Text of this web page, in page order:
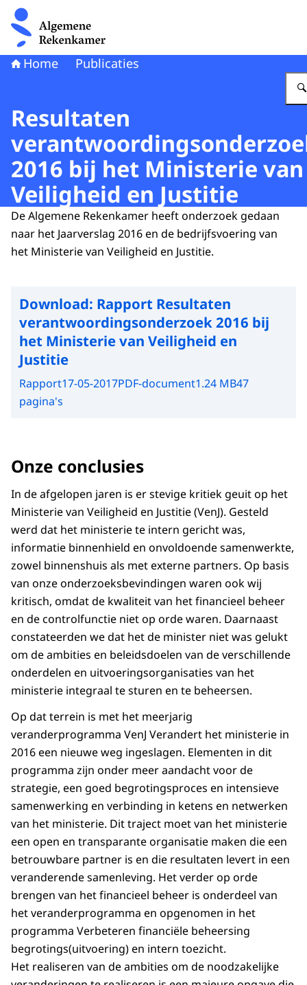
Naar de homepage van Algemene Rekenkamer
Home Publicaties
Resultaten
2016 bij het Ministerie van
Veiligheid en Justitie
De Algemene Rekenkamer heeft onderzoek gedaan
naar het Jaarverslag 2016 en de bedrijfsvoering van
het Ministerie van Veiligheid en Justitie.
Download: Rapport Resultaten
verantwoordingsonderzoek 2016 bij
het Ministerie van Veiligheid en
Justitie
Rapport17-05-2017PDF-document1.24 MB47
pagina's
Onze conclusies
In de afgelopen jaren is er stevige kritiek geuit op het
Ministerie van Veiligheid en Justitie (VenJ). Gesteld
werd dat het ministerie te intern gericht was,
informatie binnenhield en onvoldoende samenwerkte,
zowel binnenshuis als met externe partners. Op basis
van onze onderzoeksbevindingen waren ook wij
kritisch, omdat de kwaliteit van het financieel beheer
en de controlfunctie niet op orde waren. Daarnaast
constateerden we dat het de minister niet was gelukt
om de ambities en beleidsdoelen van de verschillende
onderdelen en uitvoeringsorganisaties van het
ministerie integraal te sturen en te beheersen.
Op dat terrein is met het meerjarig
veranderprogramma VenJ Verandert het ministerie in
2016 een nieuwe weg ingeslagen. Elementen in dit
programma zijn onder meer aandacht voor de
strategie, een goed begrotingsproces en intensieve
samenwerking en verbinding in ketens en netwerken
van het ministerie. Dit traject moet van het ministerie
een open en transparante organisatie maken die een
betrouwbare partner is en die resultaten levert in een
veranderende samenleving. Het verder op orde
brengen van het financieel beheer is onderdeel van
het veranderprogramma en opgenomen in het
programma Verbeteren financiële beheersing
begrotings(uitvoering) en intern toezicht.
Het realiseren van de ambities om de noodzakelijke